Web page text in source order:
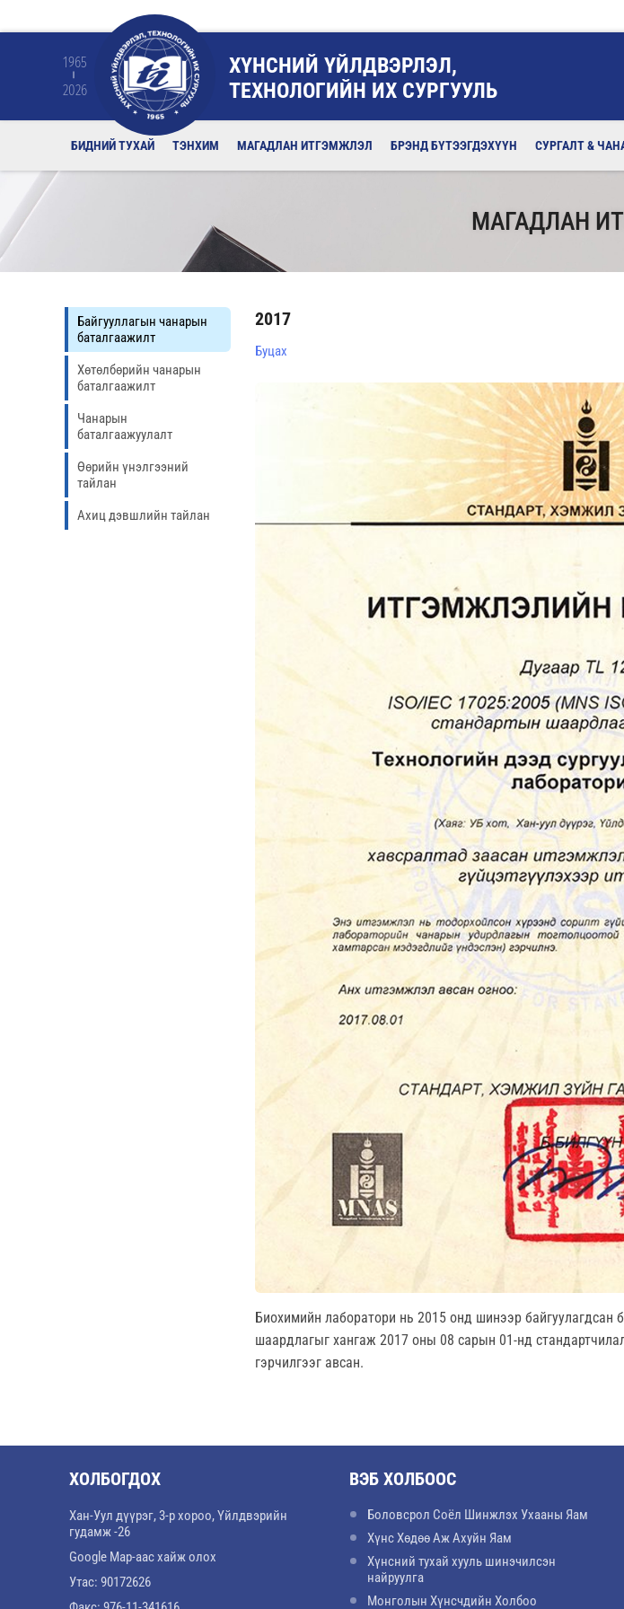
1965
2026
ХҮНСНИЙ ҮЙЛДВЭРЛЭЛ,
ТЕХНОЛОГИЙН ИХ СУРГУУЛЬ
БИДНИЙ ТУХАЙ ТЭНХИМ МАГАДЛАН ИТГЭМЖЛЭЛ БРЭНД БҮТЭЭГДЭХҮҮН СУРГАЛТ &
МАГАДЛАН
Байгууллагын чанарын
баталгаажилт
Хөтөлбөрийн чанарын
баталгаажилт
Чанарын
баталгаажуулалт
Өөрийн үнэлгээний
тайлан
Ахиц дэвшлийн тайлан
2017
Буцах
Биохимийн лаборатори нь 2015 онд шинээр байгуулагдсан
шаардлагыг хангаж 2017 оны 08 сарын 01-нд
гэрчилгээг авсан.
ХОЛБОГДОХ
Хан-Уул дүүрэг, 3-р хороо, Үйлдвэрийн
гудамж -26
Google Map-аас хайж олох
Утас: 90172626
ВЭБ ХОЛБООС
Боловсрол Соёл Шинжлэх Ухааны Яам
Хүнс Хөдөө Аж Ахуйн Яам
Хүнсний тухай хууль шинэчилсэн
найруулга
Монголын Хүнсчдийн Холбоо